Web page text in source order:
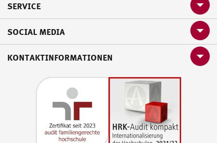
SERVICE
SOCIAL MEDIA
KONTAKTINFORMATIONEN